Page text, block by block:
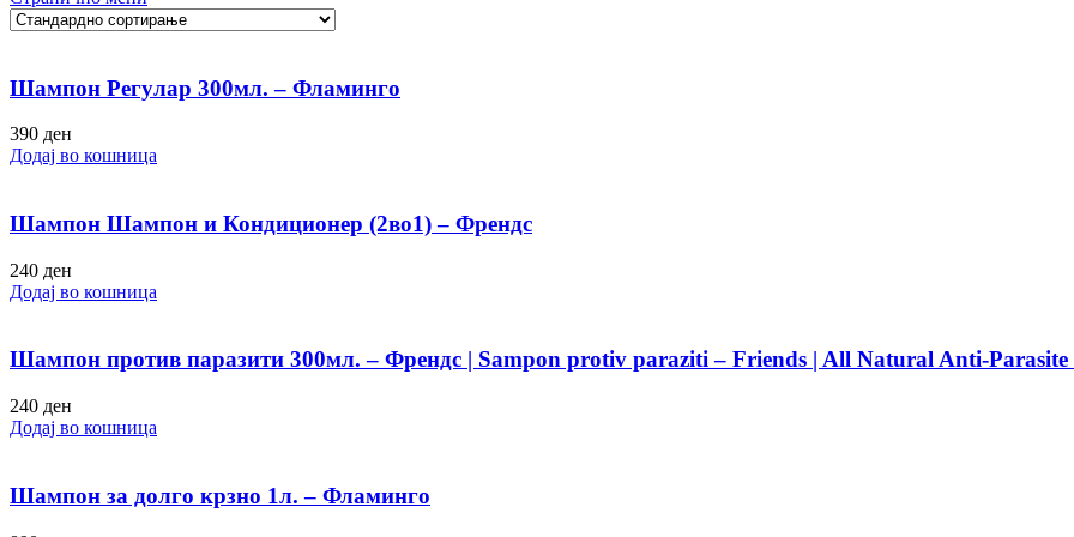
Шампон Регулар 300мл. – Фламинго
390 ден
Додај во кошница
Шампон Шампон и Кондиционер (2во1) – Френдс
240 ден
Додај во кошница
Шампон против паразити 300мл. – Френдс | Sampon protiv paraziti – Friends | All Natural Anti-Parasite
240 ден
Додај во кошница
Шампон за долго крзно 1л. – Фламинго